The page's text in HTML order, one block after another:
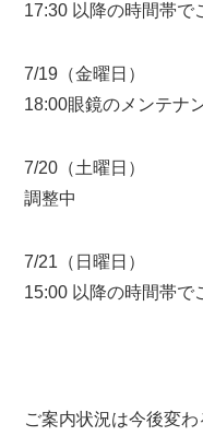
17:30 以降の時間帯で
7/19（金曜日）
18:00眼鏡のメンテナ
7/20（土曜日）
調整中
7/21（日曜日）
15:00 以降の時間帯で
ご案内状況は今後変